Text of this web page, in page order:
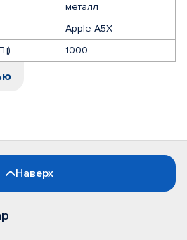
металл
Apple A5X
1000
Наверх